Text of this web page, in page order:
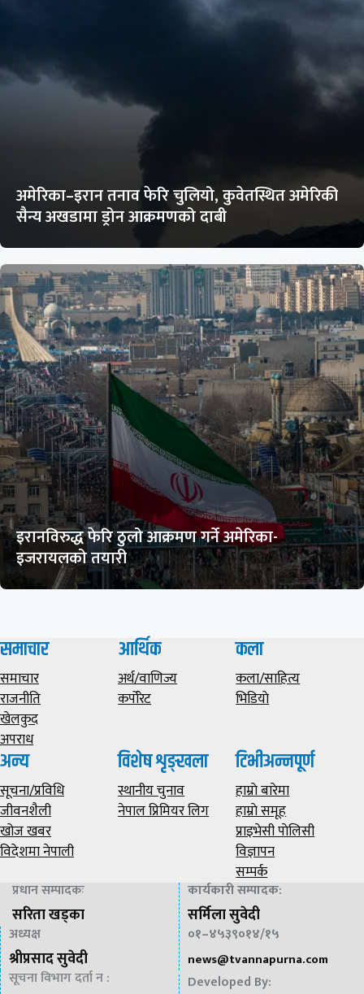
अमेरिका–इरान तनाव फेरि चुलियो, कुवेतस्थित अमेरिकी
सैन्य अखडामा ड्रोन आक्रमणको दाबी
इरानविरुद्ध फेरि ठुलो आक्रमण गर्ने अमेरिका-
इजरायलको तयारी
समाचार
समाचार
राजनीति
खेलकुद
अपराध
आर्थिक
अर्थ/वाणिज्य
कर्पोरेट
कला
कला/साहित्य
भिडियाे
अन्य
सूचना/प्रविधि
जीवनशैली
खोज खबर
विदेशमा नेपाली
विशेष शृङ्खला
स्थानीय चुनाव
नेपाल प्रिमियर लिग
टिभीअन्नपूर्ण
हाम्राे बारेमा
हाम्राे समूह
प्राइभेसी पाेलिसी
विज्ञापन
सम्पर्क
प्रधान सम्पादकः
सरिता खड्का
कार्यकारी सम्पादक:
सर्मिला सुवेदी
अध्यक्ष
श्रीप्रसाद सुवेदी
०१–४५३९०१४/१५
news@tvannapurna.com
सूचना विभाग दर्ता न :
Developed By: